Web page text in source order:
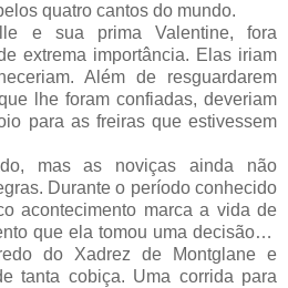
quatro cantos do mundo.
e sua prima Valentine, fora
extrema importância. Elas iriam
Além de resguardarem
lhe foram confiadas, deveriam
para as freiras que estivessem
mas as noviças ainda não
Durante o período conhecido
acontecimento marca a vida de
que ela tomou uma decisão…
do Xadrez de Montglane e
tanta cobiça. Uma corrida para